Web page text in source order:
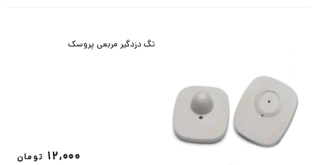
تگ دزدگیر مربعی پروسک
12,000 تومان